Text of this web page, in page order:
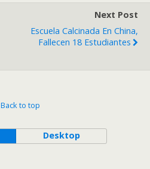
Next Post
Escuela Calcinada En China,
Fallecen 18 Estudiantes
Back to top
Desktop